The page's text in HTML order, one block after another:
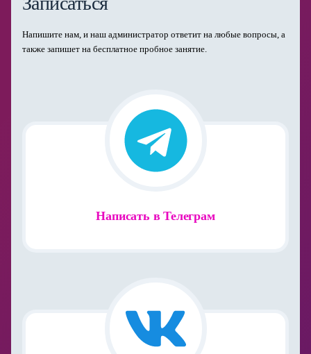
Напишите нам, и наш администратор ответит на любые вопросы, а
также запишет на бесплатное пробное занятие.
Написать в Телеграм